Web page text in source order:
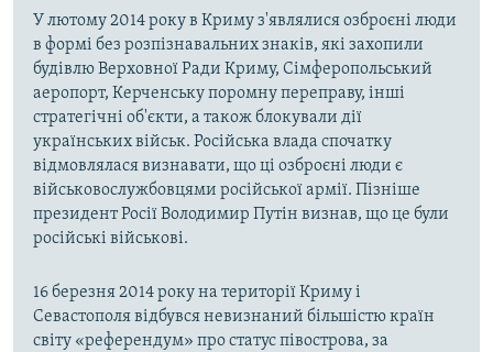
У лютому 2014 року в Криму з'являлися озброєні люди
в формі без розпізнавальних знаків, які захопили
будівлю Верховної Ради Криму, Сімферопольський
аеропорт, Керченську поромну переправу, інші
стратегічні об'єкти, а також блокували дії
українських військ. Російська влада спочатку
відмовлялася визнавати, що ці озброєні люди є
військовослужбовцями російської армії. Пізніше
президент Росії Володимир Путін визнав, що це були
російські військові.
16 березня 2014 року на території Криму і
Севастополя відбувся невизнаний більшістю країн
світу «референдум» про статус півострова, за